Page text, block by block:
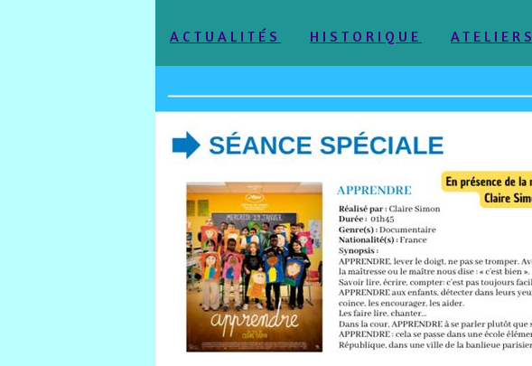
ACTUALITÉS HISTORIQUE ATELIERS